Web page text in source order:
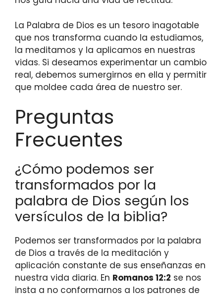
La Palabra de Dios es un tesoro inagotable
que nos transforma cuando la estudiamos,
la meditamos y la aplicamos en nuestras
vidas. Si deseamos experimentar un cambio
real, debemos sumergirnos en ella y permitir
que moldee cada área de nuestro ser.
Preguntas
Frecuentes
¿Cómo podemos ser
transformados por la
palabra de Dios según los
versículos de la biblia?
Podemos ser transformados por la palabra
de Dios a través de la meditación y
aplicación constante de sus enseñanzas en
nuestra vida diaria. En Romanos 12:2 se nos
insta a no conformarnos a los patrones de